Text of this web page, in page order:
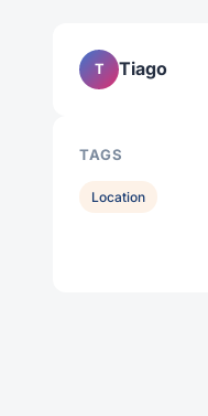
T Tiago
TAGS
Location